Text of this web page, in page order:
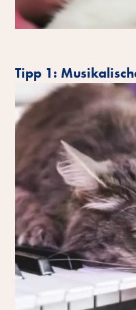
Tipp 1: